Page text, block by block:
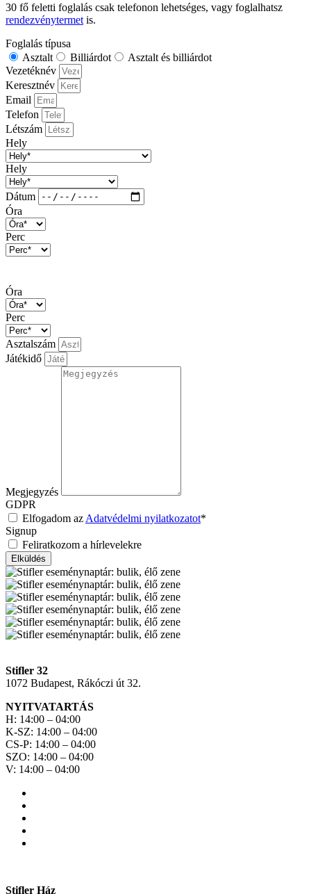
30 fő feletti foglalás csak telefonon lehetséges, vagy foglalhatsz
rendezvénytermet is.
Foglalás típusa
Asztalt
Billiárdot
Asztalt és billiárdot
Vezetéknév
Keresztnév
Email
Telefon
Létszám
Hely
Hely
Dátum
Óra
Perc
Óra
Perc
Asztalszám
Játékidő
Megjegyzés
GDPR
Elfogadom az Adatvédelmi nyilatkozatot*
Signup
Feliratkozom a hírlevelekre
Elküldés
Stifler 32
1072 Budapest, Rákóczi út 32.
NYITVATARTÁS
H: 14:00 – 04:00
K-SZ: 14:00 – 04:00
CS-P: 14:00 – 04:00
SZO: 14:00 – 04:00
V: 14:00 – 04:00
Stifler Ház